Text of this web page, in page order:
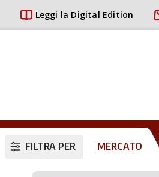
Leggi la Digital Edition
FILTRA PER MERCATO